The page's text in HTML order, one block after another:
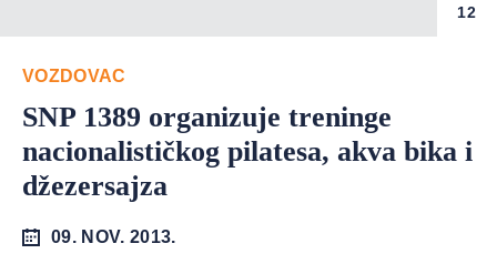
12
VOZDOVAC
SNP 1389 organizuje treninge
nacionalističkog pilatesa, akva bika i
džezersajza
09. NOV. 2013.